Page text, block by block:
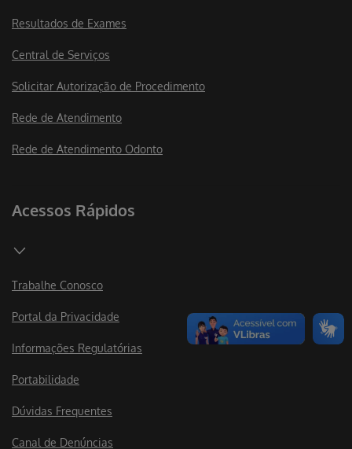
Resultados de Exames
Central de Serviços
Solicitar Autorização de Procedimento
Rede de Atendimento
Rede de Atendimento Odonto
Acessos Rápidos
Trabalhe Conosco
Portal da Privacidade
Informações Regulatórias
Portabilidade
Dúvidas Frequentes
Canal de Denúncias